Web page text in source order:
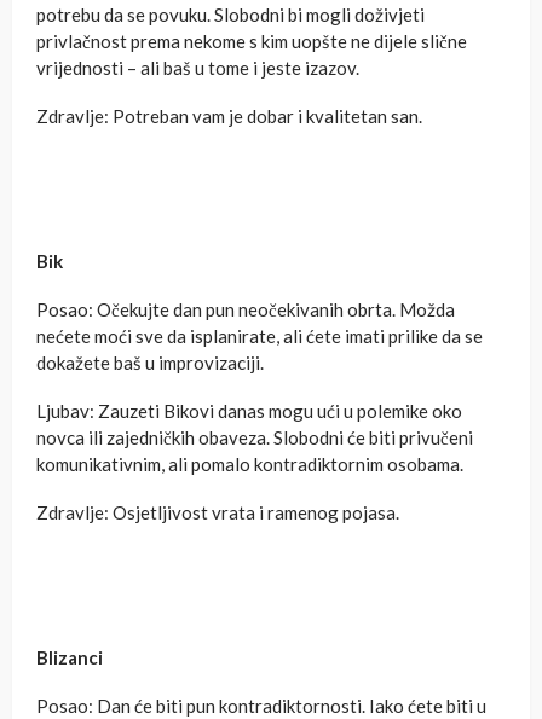
potrebu da se povuku. Slobodni bi mogli doživjeti
privlačnost prema nekome s kim uopšte ne dijele slične
vrijednosti – ali baš u tome i jeste izazov.
Zdravlje: Potreban vam je dobar i kvalitetan san.
Bik
Posao: Očekujte dan pun neočekivanih obrta. Možda
nećete moći sve da isplanirate, ali ćete imati prilike da se
dokažete baš u improvizaciji.
Ljubav: Zauzeti Bikovi danas mogu ući u polemike oko
novca ili zajedničkih obaveza. Slobodni će biti privučeni
komunikativnim, ali pomalo kontradiktornim osobama.
Zdravlje: Osjetljivost vrata i ramenog pojasa.
Blizanci
Posao: Dan će biti pun kontradiktornosti. Iako ćete biti u